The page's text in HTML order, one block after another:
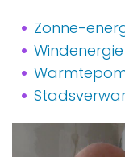
Zonne-
Windenergie